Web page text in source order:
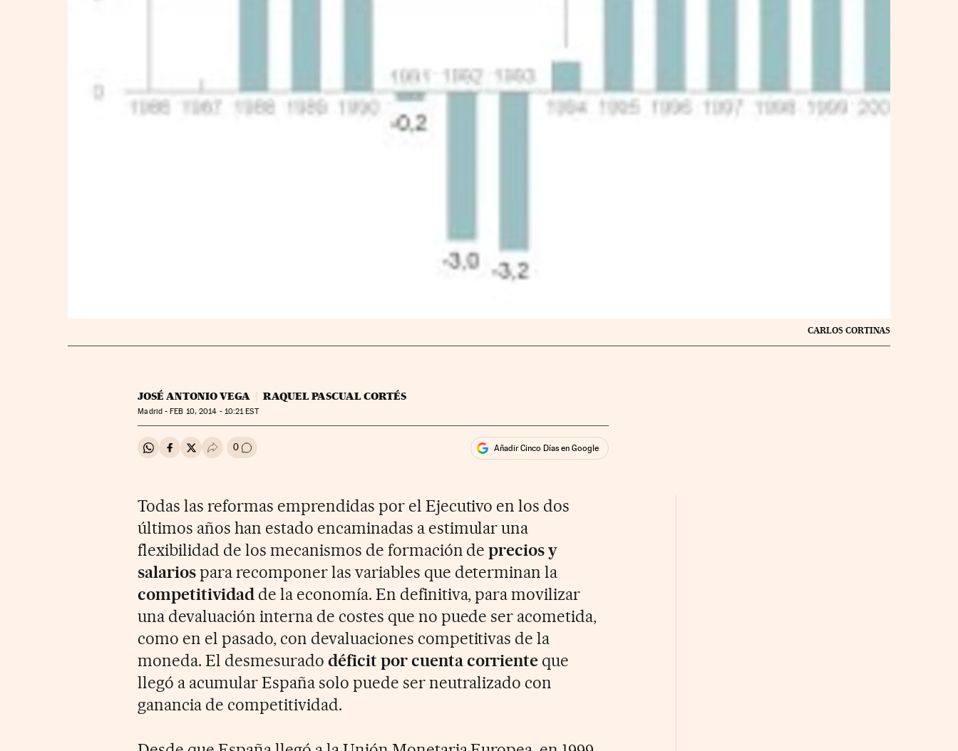
CARLOS CORTINAS
JOSÉ ANTONIO VEGA RAQUEL PASCUAL CORTÉS
Madrid - FEB 10, 2014 - 10:21EST
Compartir en Whatsapp
Compartir en Facebook
Compartir en Twitter
Desplegar Redes Sociales
0 Ir a los comentarios Añadir Cinco Días en Google
Todas las reformas emprendidas por el Ejecutivo en los dos
últimos años han estado encaminadas a estimular una
flexibilidad de los mecanismos de formación deprecios y
salariospara recomponer las variables que determinan la
competitividad de la economía. En definitiva, para movilizar
una devaluación interna de costes que no puede ser acometida,
como en el pasado, con devaluaciones competitivas de la
moneda. El desmesurado déficit por cuenta corriente que
llegó a acumular España solo puede ser neutralizado con
ganancia de competitividad.